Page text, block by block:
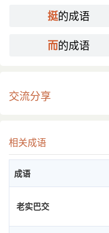
挺的成语
而的成语
交流分享
相关成语
成语
老实巴交